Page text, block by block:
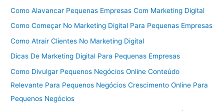
Como Alavancar Pequenas Empresas Com Marketing Digital
Como Começar No Marketing Digital Para Pequenas Empresas
Como Atrair Clientes No Marketing Digital
Dicas De Marketing Digital Para Pequenas Empresas
Como Divulgar Pequenos Negócios Online Conteúdo
Relevante Para Pequenos Negócios Crescimento Online Para
Pequenos Negócios